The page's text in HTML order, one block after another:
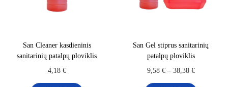
San Cleaner kasdieninis
sanitarinių patalpų ploviklis
4,18 €
San Gel stiprus sanitarinių
patalpų ploviklis
9,58 €– 38,38 €